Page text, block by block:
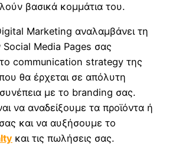
βασικά κομμάτια του.
Marketing αναλαμβάνει τη
Social Media Pages σας
communication strategy της
θα έρχεται σε απόλυτη
με το branding σας.
να αναδείξουμε τα προϊόντα ή
και να αυξήσουμε το
και τις πωλήσεις σας.